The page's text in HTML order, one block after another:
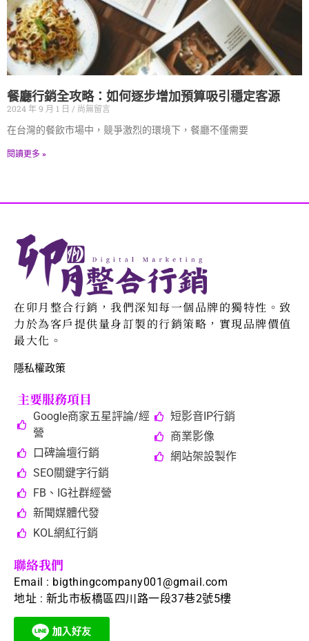
餐廳行銷全攻略：如何逐步增加預算吸引穩定客源
2024 年 9 月 1 日
尚無留言
在台灣的餐飲市場中，競爭激烈的環境下，餐廳不僅需要
閱讀更多 »
在卯月整合行銷，我們深知每一個品牌的獨特性。致
力於為客戶提供量身訂製的行銷策略，實現品牌價值
最大化。
隱私權政策
主要服務項目
Google商家五星評論/經
營
口碑論壇行銷
SEO關鍵字行銷
FB、IG社群經營
新聞媒體代發
KOL網紅行銷
短影音IP行銷
商業影像
網站架設製作
聯絡我們
Email : bigthingcompany001@gmail.com
地址 : 新北市板橋區四川路一段37巷2號5樓